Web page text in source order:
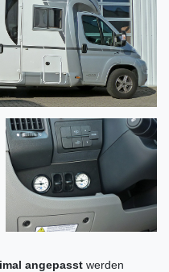
angepasst werden